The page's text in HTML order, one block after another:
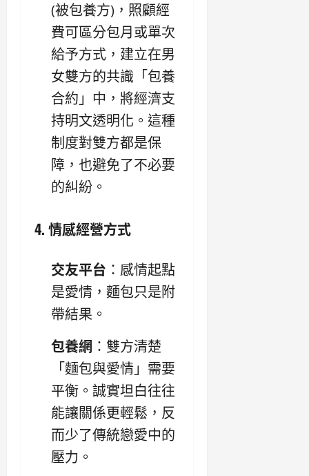
(被包養方)，照顧經
費可區分包月或單次
給予方式，建立在男
女雙方的共識「包養
合約」中，將經濟支
持明文透明化。這種
制度對雙方都是保
障，也避免了不必要
的糾紛。
4. 情感經營方式
交友平台 ：感情起點
是愛情，麵包只是附
帶結果。
包養網 ：雙方清楚
「麵包與愛情」需要
平衡。誠實坦白往往
能讓關係更輕鬆，反
而少了傳統戀愛中的
壓力。